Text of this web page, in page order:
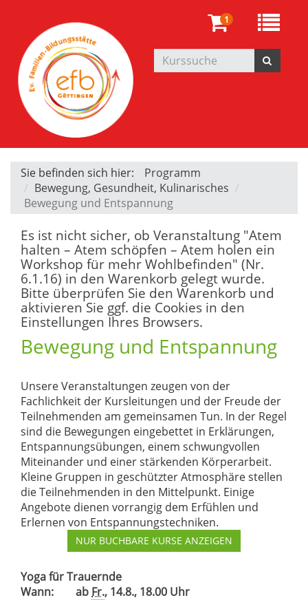
1
Sie befinden sich hier:
Programm
Bewegung, Gesundheit, Kulinarisches
Bewegung und Entspannung
Es ist nicht sicher, ob Veranstaltung "Atem
halten – Atem schöpfen – Atem holen ein
Workshop für mehr Wohlbefinden" (Nr.
6.1.16) in den Warenkorb gelegt wurde.
Bitte überprüfen Sie den Warenkorb und
aktivieren Sie ggf. die Cookies in den
Einstellungen Ihres Browsers.
Bewegung und Entspannung
Unsere Veranstaltungen zeugen von der
Fachlichkeit der Kursleitungen und der Freude der
Teilnehmenden am gemeinsamen Tun. In der Regel
sind die Bewegungen eingebettet in Erklärungen,
Entspannungsübungen, einem schwungvollen
Miteinander und einer stärkenden Körperarbeit.
Kleine Gruppen in geschützter Atmosphäre stellen
die Teilnehmenden in den Mittelpunkt. Einige
Angebote dienen vorrangig dem Erfühlen und
Erlernen von Entspannungstechniken.
NUR BUCHBARE KURSE ANZEIGEN
Yoga für Trauernde
Wann:
ab Fr., 14.8., 18.00 Uhr